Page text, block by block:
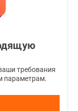
требования
параметрам.